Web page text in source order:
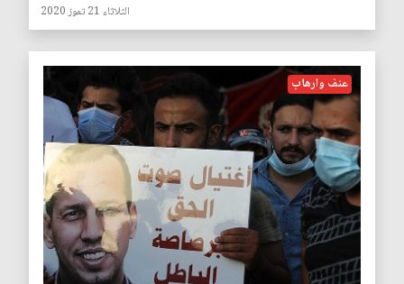
الثلاثاء 21 تموز 2020
عنف وارهاب